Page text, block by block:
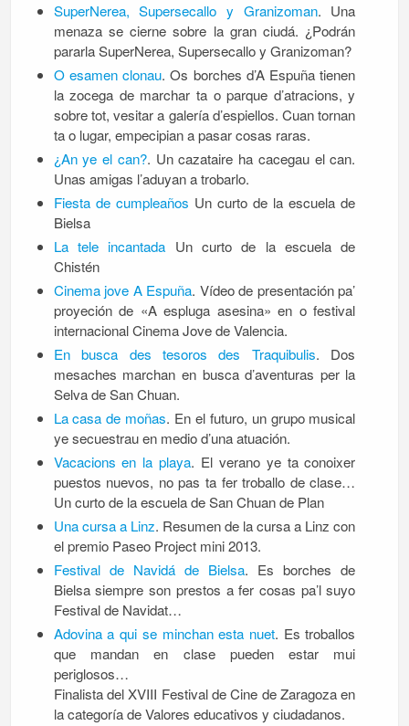
SuperNerea, Supersecallo y Granizoman. Una
menaza se cierne sobre la gran ciudá. ¿Podrán
pararla SuperNerea, Supersecallo y Granizoman?
O esamen clonau. Os borches d’A Espuña tienen
la zocega de marchar ta o parque d’atracions, y
sobre tot, vesitar a galería d’espiellos. Cuan tornan
ta o lugar, empecipian a pasar cosas raras.
¿An ye el can?. Un cazataire ha cacegau el can.
Unas amigas l’aduyan a trobarlo.
Fiesta de cumpleaños Un curto de la escuela de
Bielsa
La tele incantada Un curto de la escuela de
Chistén
Cinema jove A Espuña. Vídeo de presentación pa’
proyeción de «A espluga asesina» en o festival
internacional Cinema Jove de Valencia.
En busca des tesoros des Traquibulis. Dos
mesaches marchan en busca d’aventuras per la
Selva de San Chuan.
La casa de moñas. En el futuro, un grupo musical
ye secuestrau en medio d’una atuación.
Vacacions en la playa. El verano ye ta conoixer
puestos nuevos, no pas ta fer troballo de clase…
Un curto de la escuela de San Chuan de Plan
Una cursa a Linz. Resumen de la cursa a Linz con
el premio Paseo Project mini 2013.
Festival de Navidá de Bielsa. Es borches de
Bielsa siempre son prestos a fer cosas pa’l suyo
Festival de Navidat…
Adovina a qui se minchan esta nuet. Es troballos
que mandan en clase pueden estar mui
periglosos…
Finalista del XVIII Festival de Cine de Zaragoza en
la categoría de Valores educativos y ciudadanos.